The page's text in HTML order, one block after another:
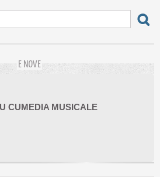
E NOVE